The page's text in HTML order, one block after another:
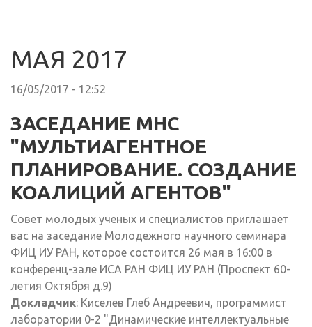
МАЯ 2017
16/05/2017 - 12:52
ЗАСЕДАНИЕ МНС
"МУЛЬТИАГЕНТНОЕ
ПЛАНИРОВАНИЕ. СОЗДАНИЕ
КОАЛИЦИЙ АГЕНТОВ"
Совет молодых ученых и специалистов приглашает
вас на заседание Молодежного научного семинара
ФИЦ ИУ РАН, которое состоится 26 мая в 16:00 в
конференц-зале ИСА РАН ФИЦ ИУ РАН (Проспект 60-
летия Октября д.9)
Докладчик: Киселев Глеб Андреевич, программист
лаборатории 0-2 "Динамические интеллектуальные